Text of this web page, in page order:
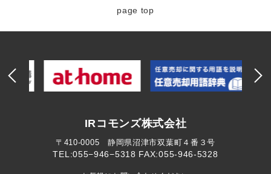
page top
IRコモンズ株式会社
〒410-0005 静岡県沼津市双葉町４番３号
TEL:055−946−5318 FAX:055-946-5328